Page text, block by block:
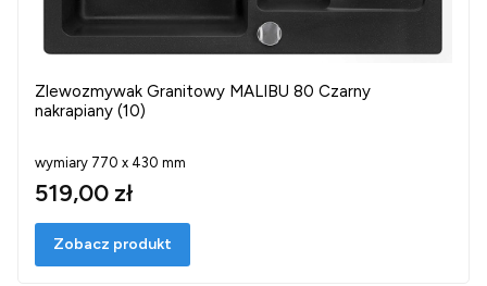
Zlewozmywak Granitowy MALIBU 80 Czarny
nakrapiany (10)
wymiary 770 x 430 mm
519,00 zł
Zobacz produkt